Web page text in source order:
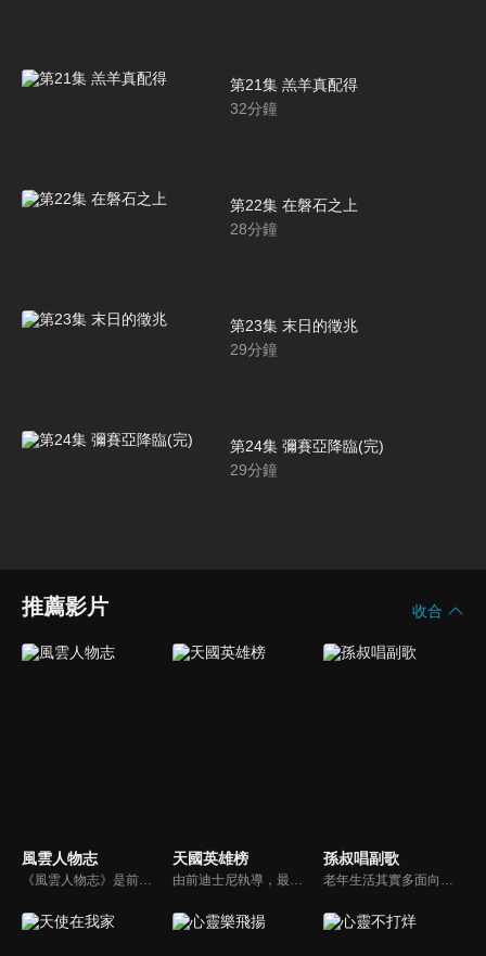
第21集 羔羊真配得
32分鐘
第22集 在磐石之上
28分鐘
第23集 末日的徵兆
29分鐘
第24集 彌賽亞降臨(完)
29分鐘
推薦影片 收合
風雲人物志
《風雲人物志》是前迪士尼導演執導的名人故事系列，讓孩子從世界名人身上學會堅持夢想、永不放棄。透過每一集完整介紹，不但可以幫助小朋友看見這些名人在各領域如何奉獻一生、造福人群，還能激勵他們效法美好的品德，進一步啟發他們對傳記文學的閱讀興趣。
天國英雄榜
由前迪士尼執導，最新最優質的福音動畫。舊約的人物、故事多而複雜該如何帶領孩子認識？透過精采有趣的動畫卡通，讓孩子能夠在淺移默化中輕鬆學習。
孫叔唱副歌
老年生活其實多面向，但一般人總是把焦點放在疾病或經濟狀況，卻忽略了心靈也很需要餵養。『生命如時序，四季皆可展其美』。就讓孫越，孫叔叔與您分享生活中的盼望，用生命活出耶穌的見證。